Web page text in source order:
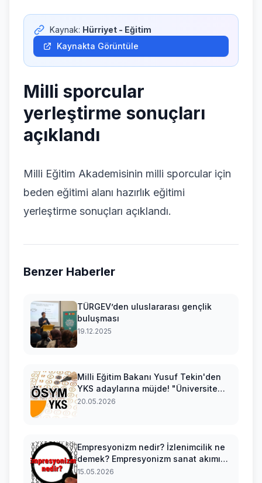
Giriş Yap
Kaynak: Hürriyet - Eğitim
Kaynakta Görüntüle
Milli sporcular
yerleştirme sonuçları
açıklandı
Milli Eğitim Akademisinin milli sporcular için
beden eğitimi alanı hazırlık eğitimi
yerleştirme sonuçları açıklandı.
Benzer Haberler
TÜRGEV’den uluslararası gençlik
buluşması
19.12.2025
Milli Eğitim Bakanı Yusuf Tekin'den
YKS adaylarına müjde! "Üniversite
sınavındaki bütün sorular bizim ders
20.05.2026
Empresyonizm nedir? İzlenimcilik ne
demek? Empresyonizm sanat akımı
kurucusu, örnekleri, eserleri ve
15.05.2026